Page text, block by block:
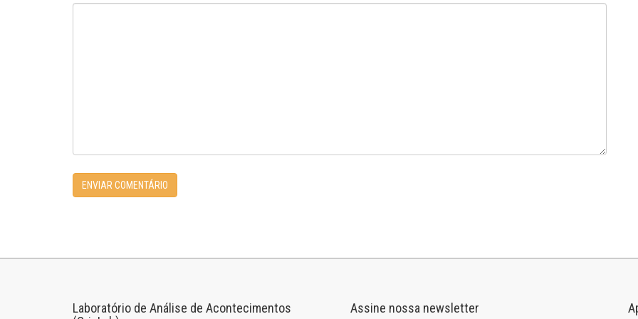
Laboratório de Análise de Acontecimentos
Assine nossa newsletter